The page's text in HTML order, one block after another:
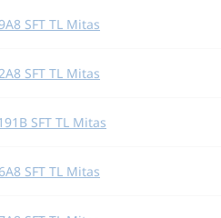
SFT TL Mitas
SFT TL Mitas
SFT TL Mitas
SFT TL Mitas